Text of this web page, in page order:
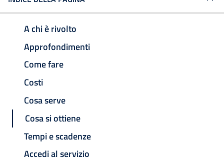
A chi è rivolto
Approfondimenti
Come fare
Costi
Cosa serve
Cosa si ottiene
Tempi e scadenze
Accedi al servizio